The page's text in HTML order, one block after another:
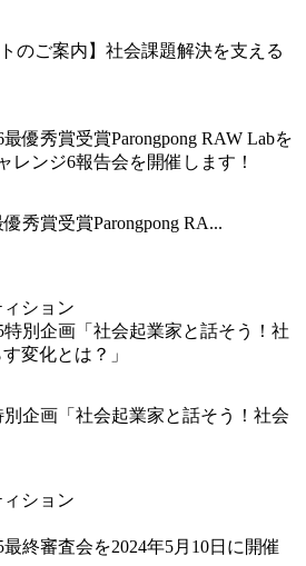
トのご案内】社会課題解決を支える
秀賞受賞Parongpong RA...
ション
企画「社会起業家と話そう！社会
ション